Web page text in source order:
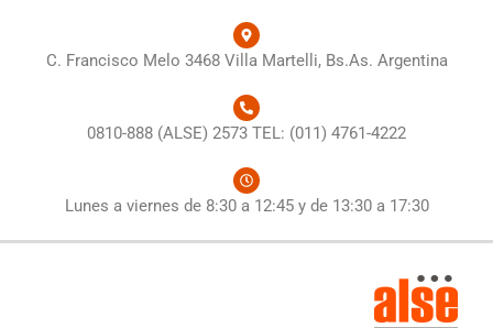
C. Francisco Melo 3468 Villa Martelli, Bs.As. Argentina
0810-888 (ALSE) 2573 TEL: (011) 4761-4222
Lunes a viernes de 8:30 a 12:45 y de 13:30 a 17:30